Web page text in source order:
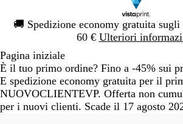
🚚 Spedizione economy gratuita
60 € Ulteriori
Diapositiva
1
Pagina iniziale
È il tuo primo ordine? Fino a -45% sui
E spedizione economy gratuita per il
NUOVOCLIENTEVP. Offerta non
per i nuovi clienti. Scade il 17 agosto